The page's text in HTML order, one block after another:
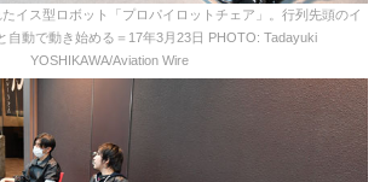
イス型ロボット「プロパイロットチェア」。行列先頭のイ
自動で動き始める＝17年3月23日 PHOTO: Tadayuki
YOSHIKAWA/Aviation Wire